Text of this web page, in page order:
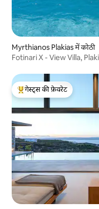
Myrthianos Plakias में कोठी
Fotinari X - View Villa,
गेस्ट्स का टॉप फ़ेवरेट
गेस्ट्स की फ़ेवरेट